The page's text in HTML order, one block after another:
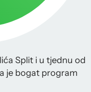
Split i u tjednu od
je bogat program